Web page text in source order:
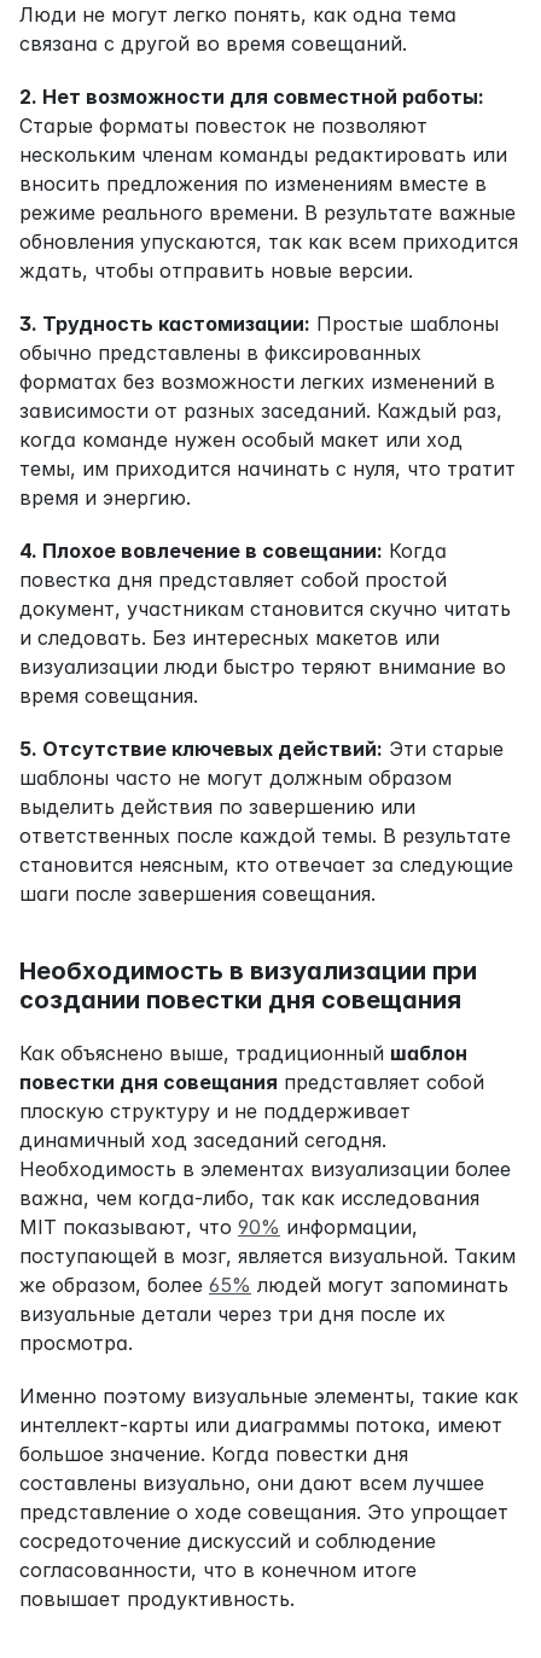
Люди не могут легко понять, как одна тема
связана с другой во время совещаний.
2. Нет возможности для совместной работы:
Старые форматы повесток не позволяют
нескольким членам команды редактировать или
вносить предложения по изменениям вместе в
режиме реального времени. В результате важные
обновления упускаются, так как всем приходится
ждать, чтобы отправить новые версии.
3. Трудность кастомизации: Простые шаблоны
обычно представлены в фиксированных
форматах без возможности легких изменений в
зависимости от разных заседаний. Каждый раз,
когда команде нужен особый макет или ход
темы, им приходится начинать с нуля, что тратит
время и энергию.
4. Плохое вовлечение в совещании: Когда
повестка дня представляет собой простой
документ, участникам становится скучно читать
и следовать. Без интересных макетов или
визуализации люди быстро теряют внимание во
время совещания.
5. Отсутствие ключевых действий: Эти старые
шаблоны часто не могут должным образом
выделить действия по завершению или
ответственных после каждой темы. В результате
становится неясным, кто отвечает за следующие
шаги после завершения совещания.
Необходимость в визуализации при
создании повестки дня совещания
Как объяснено выше, традиционный шаблон
повестки дня совещания представляет собой
плоскую структуру и не поддерживает
динамичный ход заседаний сегодня.
Необходимость в элементах визуализации более
важна, чем когда-либо, так как исследования
MIT показывают, что 90% информации,
поступающей в мозг, является визуальной. Таким
же образом, более 65% людей могут запоминать
визуальные детали через три дня после их
просмотра.
Именно поэтому визуальные элементы, такие как
интеллект-карты или диаграммы потока, имеют
большое значение. Когда повестки дня
составлены визуально, они дают всем лучшее
представление о ходе совещания. Это упрощает
сосредоточение дискуссий и соблюдение
согласованности, что в конечном итоге
повышает продуктивность.